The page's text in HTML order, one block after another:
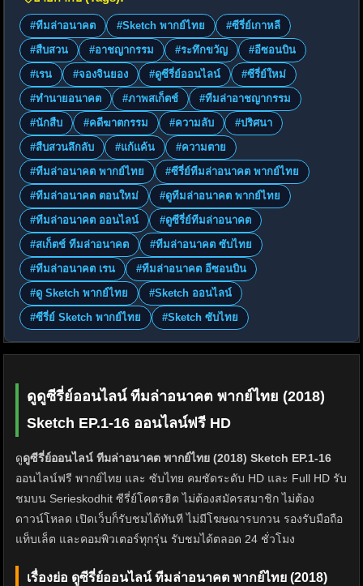
#ทีมล่าอนาคต #Sketch พากย์ไทย
#ซีรี่ย์เกาหลี
#สืบสวน
#อาชญากรรม #ระทึกขวัญ
#อีซอนบิน
#เรน
#จองจินยอง #ดูซีรี่ย์ออนไลน์
#ซีรี่ย์ใหม่
#ทำนายอนาคต
#ภาพสเก็ตช์
#ทีมล่าอาชญากรรม
#นักสืบ
#คดีฆาตกรรม #ความลับ
#ปริศนา
#สืบสวนลึกลับ
#แก้แค้น
#ความตาย
#ทีมล่าอนาคต พากย์ไทย
#ซีรี่ย์ทีมล่าอนาคต พากย์ไทย
#ทีมล่าอนาคต ตอนใหม่
#ดูทีมล่าอนาคต พากย์ไทย
#ทีมล่าอนาคต ออนไลน์
#ดูซีรี่ย์ทีมล่าอนาคต
#สเก็ตช์ ทีมล่าอนาคต
#ทีมล่าอนาคต ซับไทย
#ทีมล่าอนาคต เรน
#ทีมล่าอนาคต อีซอนบิน
#ดู Sketch พากย์ไทย
#Sketch ออนไลน์
#ซีรี่ย์ Sketch พากย์ไทย
#Sketch ซับไทย
ดูดูซีรี่ย์ออนไลน์ ทีมล่าอนาคต พากย์ไทย (2018)
Sketch EP.1-16 ออนไลน์ฟรี HD
ดูดูซีรี่ย์ออนไลน์ ทีมล่าอนาคต พากย์ไทย (2018) Sketch EP.1-16
ออนไลน์ฟรี พากย์ไทย และ ซับไทย คมชัดระดับ HD และ Full HD รับ
ชมบน Serieskodhit ซีรี่ย์โคตรฮิต ไม่ต้องสมัครสมาชิก ไม่ต้อง
ดาวน์โหลด เปิดเว็บก็รับชมได้ทันที ไม่มีโฆษณารบกวน รองรับมือถือ
แท็บเล็ต และคอมพิวเตอร์ทุกรุ่น รับชมได้ตลอด 24 ชั่วโมง
เรื่องย่อ ดูซีรี่ย์ออนไลน์ ทีมล่าอนาคต พากย์ไทย (2018)